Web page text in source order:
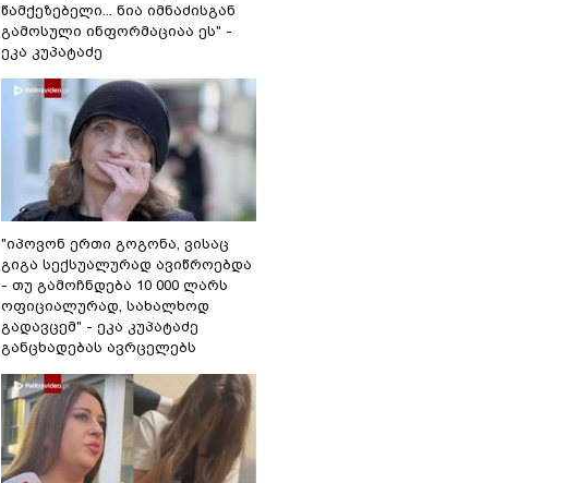
წამქეზებელი... ნია იმნაძისგან
გამოსული ინფორმაციაა ეს" -
ეკა კუპატაძე
"იპოვონ ერთი გოგონა, ვისაც
გიგა სექსუალურად ავიწროებდა
- თუ გამოჩნდება 10 000 ლარს
ოფიციალურად, სახალხოდ
გადავცემ" - ეკა კუპატაძე
განცხადებას ავრცელებს